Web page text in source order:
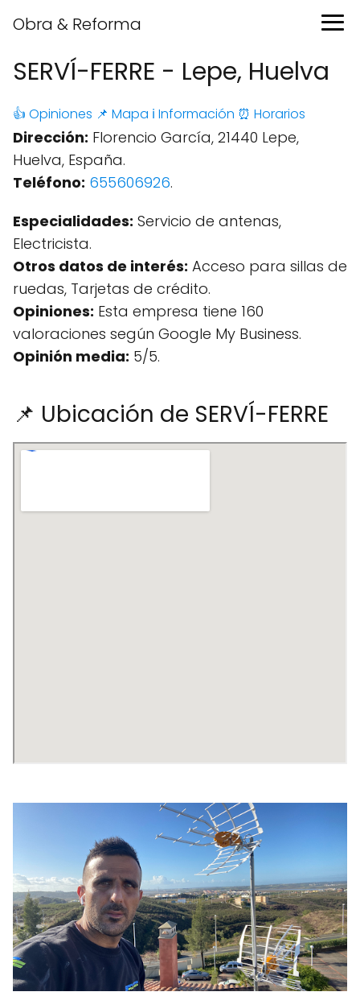
Obra & Reforma
SERVÍ-FERRE - Lepe, Huelva
👍 Opiniones 📌 Mapa ℹ️ Información ⏰ Horarios
Dirección: Florencio García, 21440 Lepe,
Huelva, España.
Teléfono: 655606926.
Especialidades: Servicio de antenas,
Electricista.
Otros datos de interés: Acceso para sillas de
ruedas, Tarjetas de crédito.
Opiniones: Esta empresa tiene 160
valoraciones según Google My Business.
Opinión media: 5/5.
📌 Ubicación de SERVÍ-FERRE